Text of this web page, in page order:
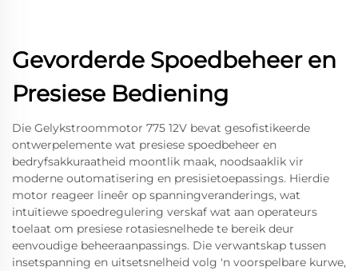
Gevorderde Spoedbeheer en
Presiese Bediening
Die Gelykstroommotor 775 12V bevat gesofistikeerde
ontwerpelemente wat presiese spoedbeheer en
bedryfsakkuraatheid moontlik maak, noodsaaklik vir
moderne outomatisering en presisietoepassings. Hierdie
motor reageer lineêr op spanningveranderings, wat
intuïtiewe spoedregulering verskaf wat aan operateurs
toelaat om presiese rotasiesnelhede te bereik deur
eenvoudige beheeraanpassings. Die verwantskap tussen
insetspanning en uitsetsnelheid volg 'n voorspelbare kurwe,